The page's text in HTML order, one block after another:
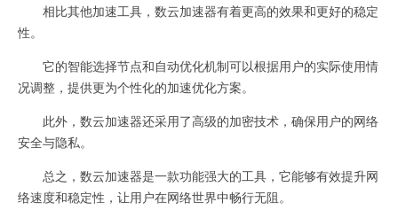
相比其他加速工具，数云加速器有着更高的效果和更好的稳定
性。
它的智能选择节点和自动优化机制可以根据用户的实际使用情
况调整，提供更为个性化的加速优化方案。
此外，数云加速器还采用了高级的加密技术，确保用户的网络
安全与隐私。
总之，数云加速器是一款功能强大的工具，它能够有效提升网
络速度和稳定性，让用户在网络世界中畅行无阻。